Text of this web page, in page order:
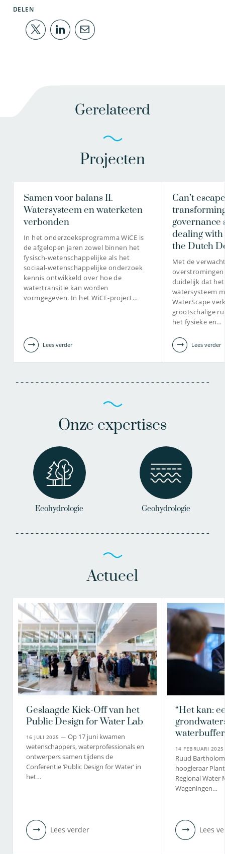
DELEN
Gerelateerd
Projecten
Samen voor balans II.
Watersysteem en waterketen
verbonden
In het onderzoeksprogramma WiCE is
de afgelopen jaren zowel binnen het
fysisch-wetenschappelijke als het
sociaal-wetenschappelijke onderzoek
kennis ontwikkeld over hoe de
watertransitie kan worden
vormgegeven. In het WiCE-project…
Lees verder
Can’t
governance
dealing
the Dutch
Met de
duidelijk dat
watersysteem
WaterScape
grootschalige
het fysieke en…
Lees verder
Onze expertises
Ecohydrologie Geohydrologie
Actueel
Geslaagde Kick-Off van het
Public Design for Water Lab
16 JULI 2025 —Op 17 juni kwamen
wetenschappers, waterprofessionals en
ontwerpers samen tijdens de
Conferentie ‘Public Design for Water’ in
het…
Lees verder
“Het kan:
14 FEBRUARI
Ruud
hoogleraar
Regional Water
Wageningen…
Lees